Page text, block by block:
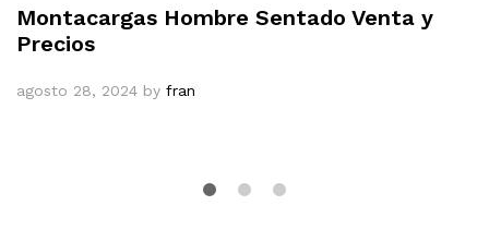
Montacargas Hombre Sentado Venta y
Precios
agosto 28, 2024 by fran